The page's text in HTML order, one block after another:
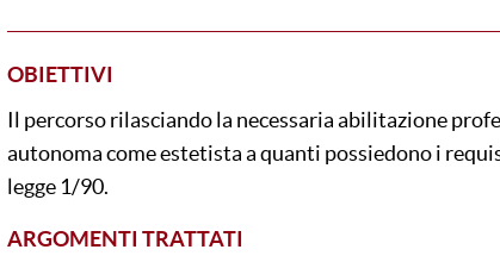
OBIETTIVI
Il percorso rilasciando la necessaria abilitazione
autonoma come estetista a quanti possiedono i
legge 1/90.
ARGOMENTI TRATTATI